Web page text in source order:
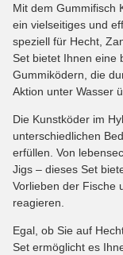
Mit dem Gummifisch
ein vielseitiges und
speziell für Hecht,
Set bietet Ihnen eine
Gummiködern, die
Aktion unter Wasser
Die Kunstköder im
unterschiedlichen
erfüllen. Von
Jigs – dieses Set
Vorlieben der Fische
reagieren.
Egal, ob Sie auf
Set ermöglicht es